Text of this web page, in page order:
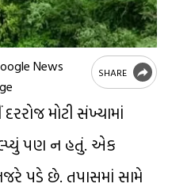
SHARE
મોટી સંખ્યામાં
પણ ન હતું. એક
પડે છે. તપાસમાં સામે